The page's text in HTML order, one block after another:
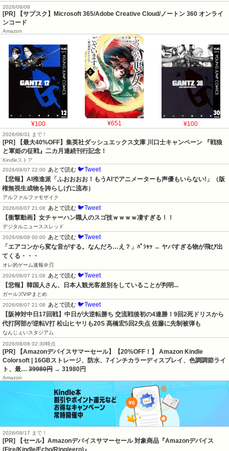
2026/08/08
[PR] 【サブスク】Microsoft 365/Adobe Creative Cloud/ノートン 360 オンライ
ンコード
Amazon
¥100 ¥651 ¥100
2026/08/31 まで！
[PR]
【最大40%OFF】集英社ダッシュエックス文庫 川口士キャンペーン 『戦狼
と軍姫の征戦』二カ月連続刊行記念！
Kindleストア
2026/08/07 22:00
あとで読む 🐦Tweet
【悲報】AI推進派「ふおおおお！もうAIでアニメーターも声優もいらない!」（版
権無視生成物を誇らしげに流布）
アルファルファモザイク
2026/08/07 21:08
あとで読む 🐦Tweet
【衝撃動画】女チャーハン職人のスゴ技ｗｗｗｗ凄すぎる！！
デジタルニューススレッド
2026/08/08 00:00
あとで読む 🐦Tweet
「エアコンから変な音がする。なんだろ…え？」ﾊﾟｼｬｯ → ヤバすぎる物が飛び出
てくる・・・
オレ的ゲーム速報＠刃
2026/08/07 21:08
あとで読む 🐦Tweet
【悲報】韓国人さん、日本人観光客差別をしていることが判明...
ガールズVIPまとめ
2026/08/07 21:08
あとで読む 🐦Tweet
【阪神対中日17回戦】中日が大逆転勝ち 交流戦後初の4連勝！9回2死ドリスから
代打阿部が逆転V打 松山ヒヤリも20S 髙橋宏5回2失点 佐藤に先制被弾も
なんじぇいスタジアム
2026/08/08 02:30時点
[PR] 【Amazonデバイスサマーセール】【20%OFF！】 Amazon Kindle
Colorsoft | 16GBストレージ、防水、7インチカラーディスプレイ、色調調節ライ
ト、最… 39980円 → 31980円
Amazon
2026/08/17 まで！
[PR]
【セール】Amazonデバイスサマーセール 対象商品『Amazonデバイス